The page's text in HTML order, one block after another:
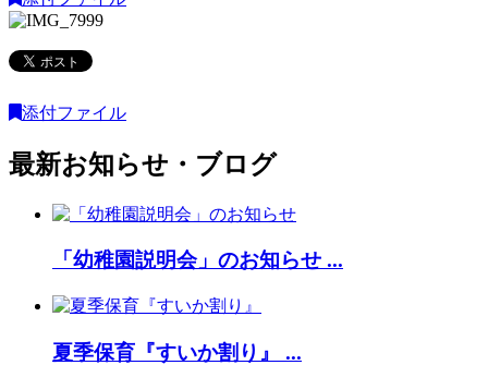
添付ファイル
最新お知らせ・ブログ
「幼稚園説明会」のお知らせ ...
夏季保育『すいか割り』 ...